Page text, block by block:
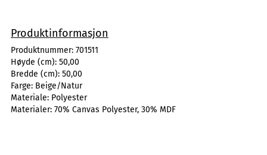
Produktinformasjon
Produktnummer: 701511
Høyde (cm): 50,00
Bredde (cm): 50,00
Farge: Beige/Natur
Materiale: Polyester
Materialer: 70% Canvas Polyester, 30% MDF